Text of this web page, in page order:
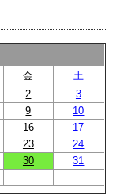
金
土
2
3
9
10
16
17
23
24
30 31